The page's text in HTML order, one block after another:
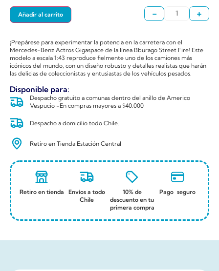
- +
Añadir al carrito
¡Prepárese para experimentar la potencia en la carretera con el
Mercedes-Benz Actros Gigaspace de la línea Bburago Street Fire! Este
modelo a escala 1:43 reproduce fielmente uno de los camiones más
icónicos del mundo, con un diseño robusto y detalles realistas que harán
las delicias de coleccionistas y entusiastas de los vehículos pesados.
Disponible para:
Despacho gratuito a comunas dentro del anillo de Americo
Vespucio -En compras mayores a $40.000
Despacho a domicilio todo Chile.
Retiro en Tienda Estación Central
Retiro en tienda
Envíos a todo
Chile
10% de
descuento en tu
primera compra
Pago seguro